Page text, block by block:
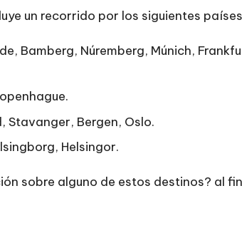
un recorrido por los siguientes
Bamberg, Núremberg, Múnich,
Stavanger, Bergen, Oslo.
Helsingor.
sobre alguno de estos destinos? al